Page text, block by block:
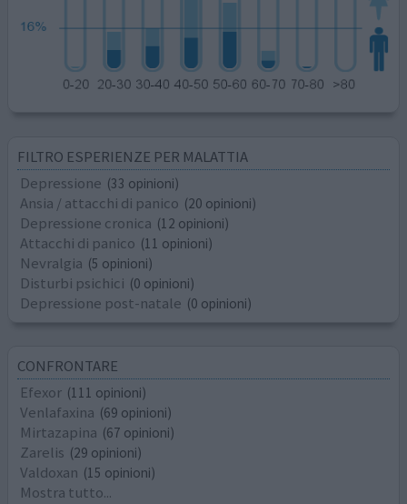
FILTRO ESPERIENZE PER MALATTIA
Depressione (33 opinioni)
Ansia / attacchi di panico (20 opinioni)
Depressione cronica (12 opinioni)
Attacchi di panico (11 opinioni)
Nevralgia (5 opinioni)
Disturbi psichici (0 opinioni)
Depressione post-natale (0 opinioni)
CONFRONTARE
Efexor (111 opinioni)
Venlafaxina (69 opinioni)
Mirtazapina (67 opinioni)
Zarelis (29 opinioni)
Valdoxan (15 opinioni)
Mostra tutto...